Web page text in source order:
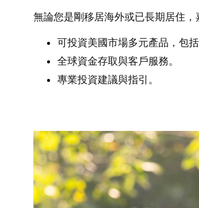
無論您是剛移居海外或已長期居住
可投資美國市場多元產品，包括
全球資金存取與客戶服務。
專業投資建議與指引。